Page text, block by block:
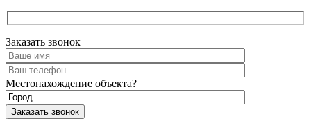
Заказать звонок
Местонахождение объекта?